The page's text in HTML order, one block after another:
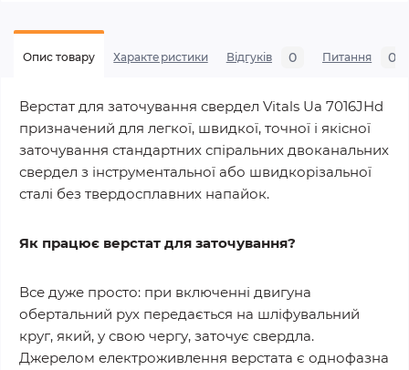
Опис товару Характеристики Відгуків 0 Питання 0
Верстат для заточування свердел Vitals Ua 7016JHd
призначений для легкої, швидкої, точної і якісної
заточування стандартних спіральних двоканальних
свердел з інструментальної або швидкорізальної
сталі без твердосплавних напайок.
Як працює верстат для заточування?
Все дуже просто: при включенні двигуна
обертальний рух передається на шліфувальний
круг, який, у свою чергу, заточує свердла.
Джерелом електроживлення верстата є однофазна